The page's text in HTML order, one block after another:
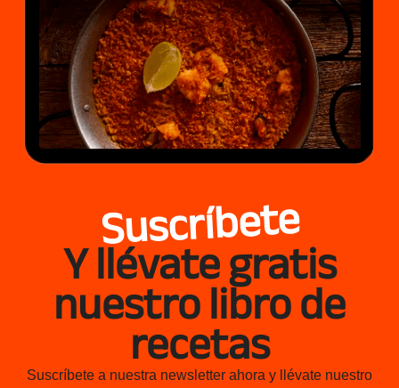
Suscríbete
Y llévate gratis
nuestro libro de
recetas
Suscríbete a nuestra newsletter ahora y llévate nuestro